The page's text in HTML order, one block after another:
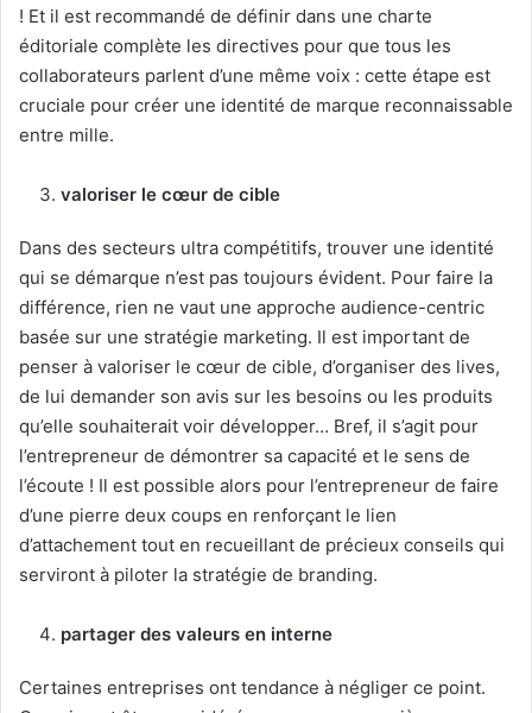
! Et il est recommandé de définir dans une charte
éditoriale complète les directives pour que tous les
collaborateurs parlent d’une même voix : cette étape est
cruciale pour créer une identité de marque reconnaissable
entre mille.
valoriser le cœur de cible
Dans des secteurs ultra compétitifs, trouver une identité
qui se démarque n’est pas toujours évident. Pour faire la
différence, rien ne vaut une approche audience-centric
basée sur une stratégie marketing. Il est important de
penser à valoriser le cœur de cible, d’organiser des lives,
de lui demander son avis sur les besoins ou les produits
qu’elle souhaiterait voir développer… Bref, il s’agit pour
l’entrepreneur de démontrer sa capacité et le sens de
l’écoute ! Il est possible alors pour l’entrepreneur de faire
d’une pierre deux coups en renforçant le lien
d’attachement tout en recueillant de précieux conseils qui
serviront à piloter la stratégie de branding.
partager des valeurs en interne
Certaines entreprises ont tendance à négliger ce point.